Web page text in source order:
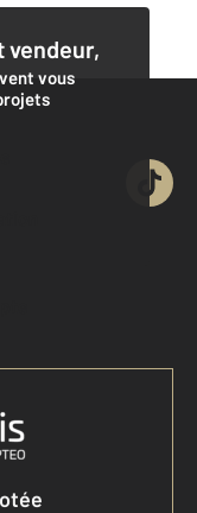
vendeur,
vous